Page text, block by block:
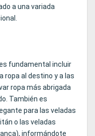
a una variada
fundamental incluir
ropa al destino y a las
ropa más abrigada
También es
para las veladas
o las veladas
informándote